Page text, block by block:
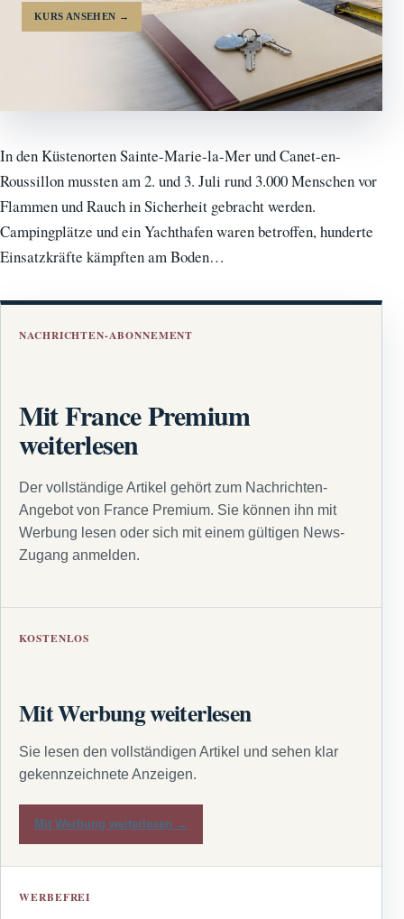
KURS ANSEHEN →
In den Küstenorten Sainte-Marie-la-Mer und Canet-en-
Roussillon mussten am 2. und 3. Juli rund 3.000 Menschen vor
Flammen und Rauch in Sicherheit gebracht werden.
Campingplätze und ein Yachthafen waren betroffen, hunderte
Einsatzkräfte kämpften am Boden…
NACHRICHTEN-ABONNEMENT
Mit France Premium
weiterlesen
Der vollständige Artikel gehört zum Nachrichten-
Angebot von France Premium. Sie können ihn mit
Werbung lesen oder sich mit einem gültigen News-
Zugang anmelden.
KOSTENLOS
Mit Werbung weiterlesen
Sie lesen den vollständigen Artikel und sehen klar
gekennzeichnete Anzeigen.
Mit Werbung weiterlesen →
WERBEFREI